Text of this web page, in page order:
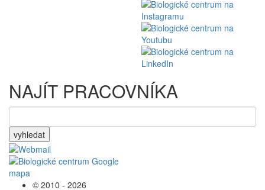
NAJÍT PRACOVNÍKA
vyhledat
© 2010 - 2026